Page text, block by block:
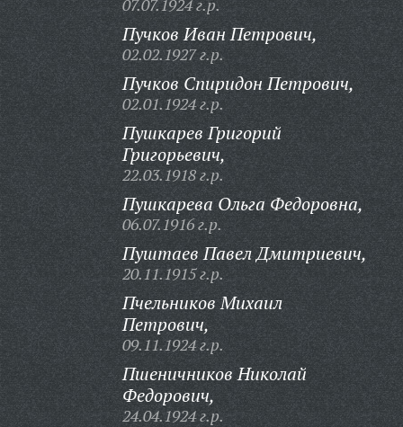
07.07.1924 г.р.
Пучков Иван Петрович,
02.02.1927 г.р.
Пучков Спиридон Петрович,
02.01.1924 г.р.
Пушкарев Григорий
Григорьевич,
22.03.1918 г.р.
Пушкарева Ольга Федоровна,
06.07.1916 г.р.
Пуштаев Павел Дмитриевич,
20.11.1915 г.р.
Пчельников Михаил
Петрович,
09.11.1924 г.р.
Пшеничников Николай
Федорович,
24.04.1924 г.р.